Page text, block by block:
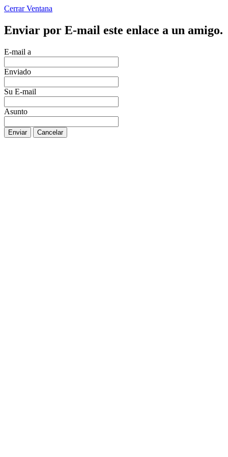
Cerrar Ventana
Enviar por E-mail este enlace a un amigo.
E-mail a
Enviado
Su E-mail
Asunto
Enviar Cancelar